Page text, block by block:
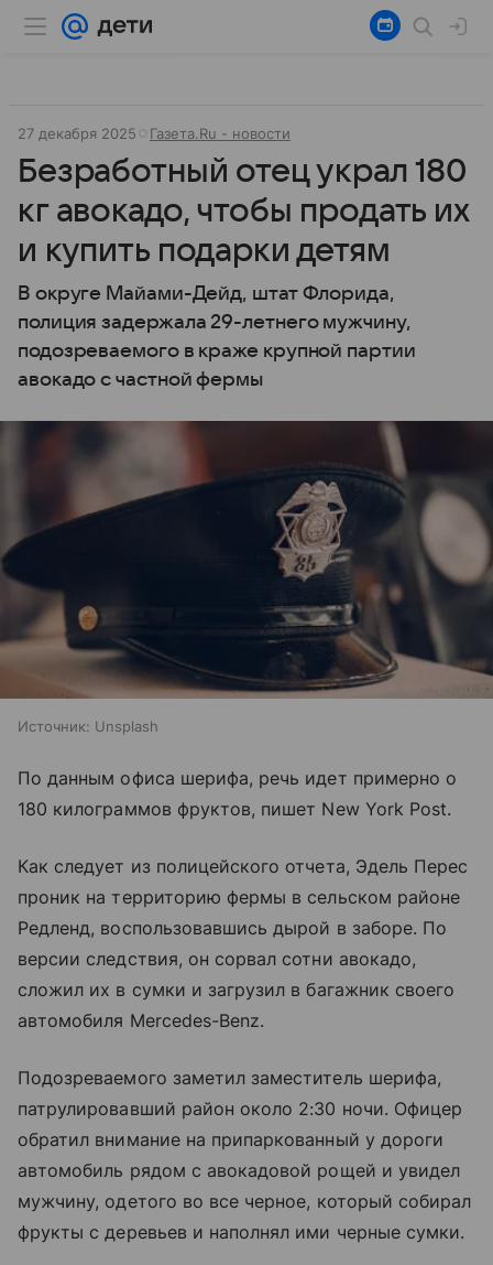
27 декабря 2025 Газета.Ru - новости
Безработный отец украл 180
кг авокадо, чтобы продать их
и купить подарки детям
В округе Майами-Дейд, штат Флорида,
полиция задержала 29-летнего мужчину,
подозреваемого в краже крупной партии
авокадо с частной фермы
Источник: Unsplash
По данным офиса шерифа, речь идет примерно о
180 килограммов фруктов, пишет New York Post.
Как следует из полицейского отчета, Эдель Перес
проник на территорию фермы в сельском районе
Редленд, воспользовавшись дырой в заборе. По
версии следствия, он сорвал сотни авокадо,
сложил их в сумки и загрузил в багажник своего
автомобиля Mercedes-Benz.
Подозреваемого заметил заместитель шерифа,
патрулировавший район около 2:30 ночи. Офицер
обратил внимание на припаркованный у дороги
автомобиль рядом с авокадовой рощей и увидел
мужчину, одетого во все черное, который собирал
фрукты с деревьев и наполнял ими черные сумки.